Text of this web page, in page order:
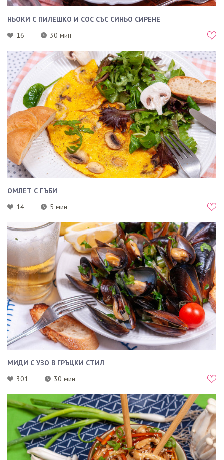
НЬОКИ С ПИЛЕШКО И СОС СЪС СИНЬО СИРЕНЕ
16
30 мин
ОМЛЕТ С ГЪБИ
14
5 мин
МИДИ С УЗО В ГРЪЦКИ СТИЛ
301
30 мин